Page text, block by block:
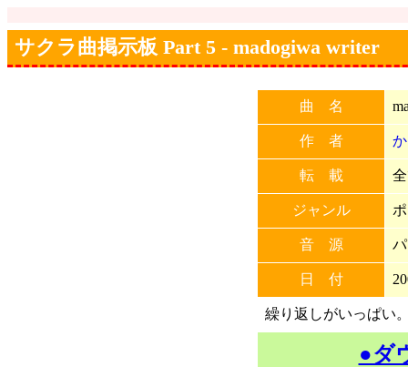
サクラ曲掲示板 Part 5 - madogiwa writer
曲 名
作 者
転 載
ジャンル
音 源
日 付
繰り返しがいっぱい
●ダ